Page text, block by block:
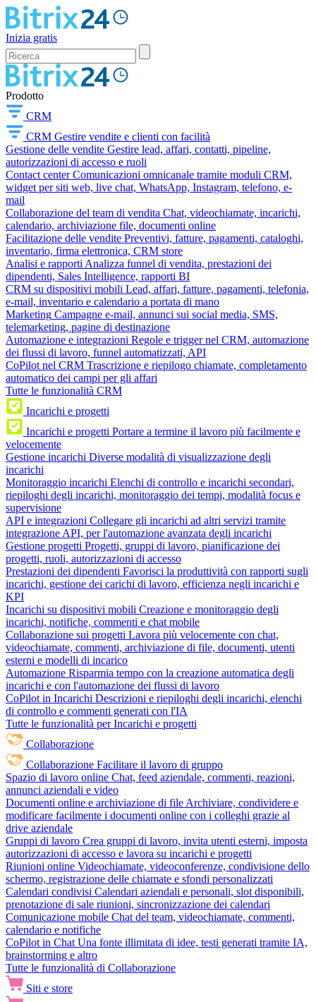
Inizia gratis
Prodotto
CRM
CRM Gestire vendite e clienti con facilità
Gestione delle vendite Gestire lead, affari, contatti, pipeline,
autorizzazioni di accesso e ruoli
Contact center Comunicazioni omnicanale tramite moduli CRM,
widget per siti web, live chat, WhatsApp, Instagram, telefono, e-
mail
Collaborazione del team di vendita Chat, videochiamate, incarichi,
calendario, archiviazione file, documenti online
Facilitazione delle vendite Preventivi, fatture, pagamenti, cataloghi,
inventario, firma elettronica, CRM store
Analisi e rapporti Analizza funnel di vendita, prestazioni dei
dipendenti, Sales Intelligence, rapporti BI
CRM su dispositivi mobili Lead, affari, fatture, pagamenti, telefonia,
e-mail, inventario e calendario a portata di mano
Marketing Campagne e-mail, annunci sui social media, SMS,
telemarketing, pagine di destinazione
Automazione e integrazioni Regole e trigger nel CRM, automazione
dei flussi di lavoro, funnel automatizzati, API
CoPilot nel CRM Trascrizione e riepilogo chiamate, completamento
automatico dei campi per gli affari
Tutte le funzionalità CRM
Incarichi e progetti
Incarichi e progetti Portare a termine il lavoro più facilmente e
velocemente
Gestione incarichi Diverse modalità di visualizzazione degli
incarichi
Monitoraggio incarichi Elenchi di controllo e incarichi secondari,
riepiloghi degli incarichi, monitoraggio dei tempi, modalità focus e
supervisione
API e integrazioni Collegare gli incarichi ad altri servizi tramite
integrazione API, per l'automazione avanzata degli incarichi
Gestione progetti Progetti, gruppi di lavoro, pianificazione dei
progetti, ruoli, autorizzazioni di accesso
Prestazioni dei dipendenti Favorisci la produttività con rapporti sugli
incarichi, gestione dei carichi di lavoro, efficienza negli incarichi e
KPI
Incarichi su dispositivi mobili Creazione e monitoraggio degli
incarichi, notifiche, commenti e chat mobile
Collaborazione sui progetti Lavora più velocemente con chat,
videochiamate, commenti, archiviazione di file, documenti, utenti
esterni e modelli di incarico
Automazione Risparmia tempo con la creazione automatica degli
incarichi e con l'automazione dei flussi di lavoro
CoPilot in Incarichi Descrizioni e riepiloghi degli incarichi, elenchi
di controllo e commenti generati con l'IA
Tutte le funzionalità per Incarichi e progetti
Collaborazione
Collaborazione Facilitare il lavoro di gruppo
Spazio di lavoro online Chat, feed aziendale, commenti, reazioni,
annunci aziendali e video
Documenti online e archiviazione di file Archiviare, condividere e
modificare facilmente i documenti online con i colleghi grazie al
drive aziendale
Gruppi di lavoro Crea gruppi di lavoro, invita utenti esterni, imposta
autorizzazioni di accesso e lavora su incarichi e progetti
Riunioni online Videochiamate, videoconferenze, condivisione dello
schermo, registrazione delle chiamate e sfondi personalizzati
Calendari condivisi Calendari aziendali e personali, slot disponibili,
prenotazione di sale riunioni, sincronizzazione dei calendari
Comunicazione mobile Chat del team, videochiamate, commenti,
calendario e notifiche
CoPilot in Chat Una fonte illimitata di idee, testi generati tramite IA,
brainstorming e altro
Tutte le funzionalità di Collaborazione
Siti e store